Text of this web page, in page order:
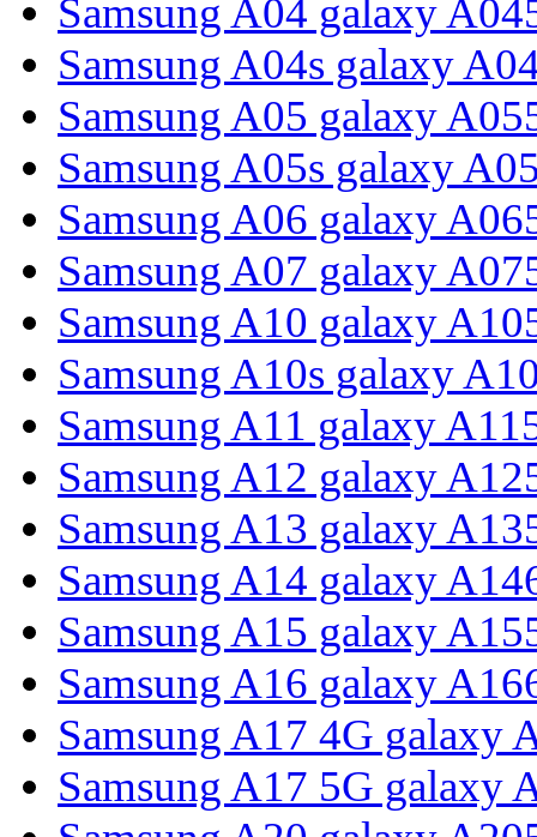
Samsung A04 galaxy
Samsung A04s galaxy
Samsung A05 galaxy
Samsung A05s galaxy
Samsung A06 galaxy
Samsung A07 galaxy
Samsung A10 galaxy
Samsung A10s galaxy
Samsung A11 galaxy
Samsung A12 galaxy
Samsung A13 galaxy
Samsung A14 galaxy
Samsung A15 galaxy
Samsung A16 galaxy
Samsung A17 4G galaxy
Samsung A17 5G galaxy